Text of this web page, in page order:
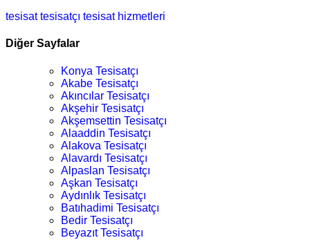
tesisattesisatçı tesisat hizmetleri
Diğer Sayfalar
Konya Tesisatçı
Akabe Tesisatçı
Akıncılar Tesisatçı
Akşehir Tesisatçı
Akşemsettin Tesisatçı
Alaaddin Tesisatçı
Alakova Tesisatçı
Alavardı Tesisatçı
Alpaslan Tesisatçı
Aşkan Tesisatçı
Aydınlık Tesisatçı
Batıhadimi Tesisatçı
Bedir Tesisatçı
Beyazıt Tesisatçı